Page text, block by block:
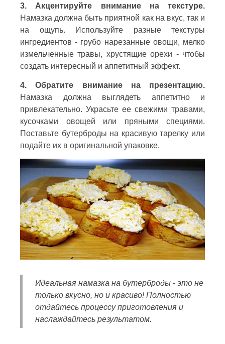
3. Акцентируйте внимание на текстуре.
Намазка должна быть приятной как на вкус, так и
на ощупь. Используйте разные текстуры
ингредиентов - грубо нарезанные овощи, мелко
измельченные травы, хрустящие орехи - чтобы
создать интересный и аппетитный эффект.
4. Обратите внимание на презентацию.
Намазка должна выглядеть аппетитно и
привлекательно. Украсьте ее свежими травами,
кусочками овощей или пряными специями.
Поставьте бутерброды на красивую тарелку или
подайте их в оригинальной упаковке.
Идеальная намазка на бутерброды - это не
только вкусно, но и красиво! Полностью
отдайтесь процессу приготовления и
наслаждайтесь результатом.